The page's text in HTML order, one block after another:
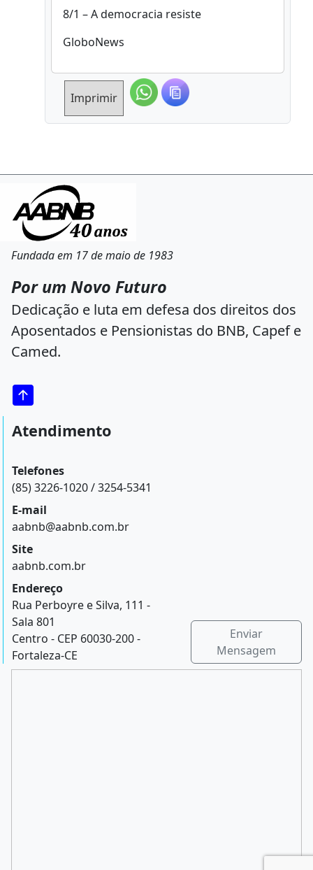
8/1 – A democracia resiste
GloboNews
Imprimir
Fundada em 17 de maio de 1983
Por um Novo Futuro
Dedicação e luta em defesa dos direitos dos
Aposentados e Pensionistas do BNB, Capef e
Camed.
Atendimento
Telefones
(85) 3226-1020 / 3254-5341
E-mail
aabnb@aabnb.com.br
Site
aabnb.com.br
Endereço
Rua Perboyre e Silva, 111 -
Sala 801
Centro - CEP 60030-200 -
Fortaleza-CE
Enviar
Mensagem